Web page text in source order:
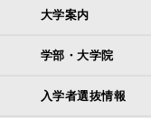
大学案内
学部・大学院
入学者選抜情報